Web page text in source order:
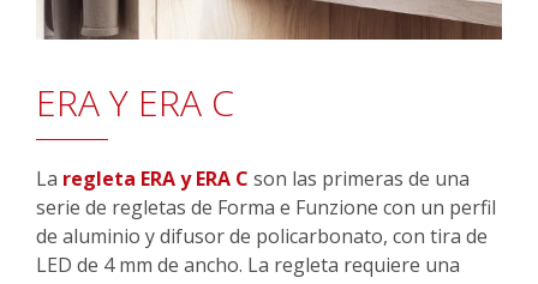
ERA Y ERA C
La regleta ERA y ERA C son las primeras de una
serie de regletas de Forma e Funzione con un perfil
de aluminio y difusor de policarbonato, con tira de
LED de 4 mm de ancho. La regleta requiere una